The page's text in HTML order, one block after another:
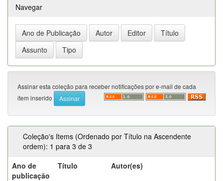
Navegar
Assinar esta coleção para receber notificações por e-mail de cada
item inserido
Coleção's Items (Ordenado por Título na Ascendente
ordem): 1 para 3 de 3
Ano de
publicação
Título Autor(es)